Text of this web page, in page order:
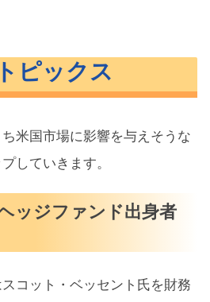
ピックス
米国市場に影響を与えそうな
していきます。
ッジファンド出身者
コット・ベッセント氏を財務